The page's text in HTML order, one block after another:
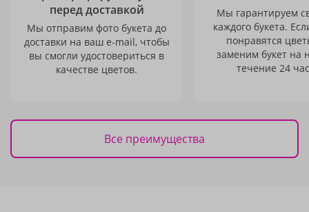
перед доставкой
Мы отправим фото букета до
доставки на ваш e-mail, чтобы
вы смогли удостовериться в
качестве цветов.
Мы гарантируем
каждого букета.
понравятся
заменим букет на
течение 24
Все преимущества